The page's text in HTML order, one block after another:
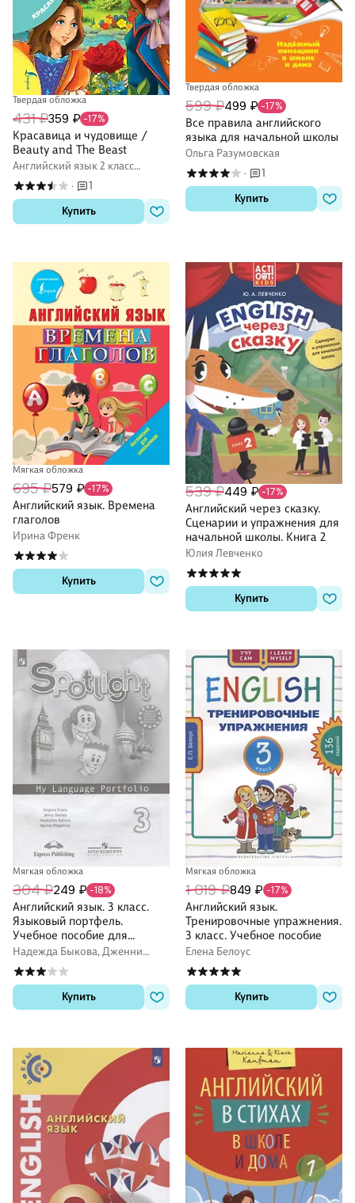
Твердая обложка
431 ₽359 ₽ -17%
Красавица и чудовище /
Beauty and The Beast
Английский язык 2 класс
учебные пособия
·
1
Купить
Твердая обложка
599 ₽499 ₽ -17%
Все правила английского
языка для начальной школы
Ольга Разумовская
·
1
Купить
Мягкая обложка
695 ₽579 ₽ -17%
Английский язык. Времена
глаголов
Ирина Френк
Купить
539 ₽449 ₽ -17%
Английский через сказку.
Сценарии и упражнения для
начальной школы. Книга 2
Юлия Левченко
Купить
Мягкая обложка
304 ₽249 ₽ -18%
Английский язык. 3 класс.
Языковый портфель.
Учебное пособие для
общеобразовательных
организаций
Надежда Быкова, Дженни
Дули, Марина Поспелова,
Вирджиния Эванс
Купить
Мягкая обложка
1 019 ₽849 ₽ -17%
Английский язык.
Тренировочные упражнения.
3 класс. Учебное пособие
Елена Белоус
Купить